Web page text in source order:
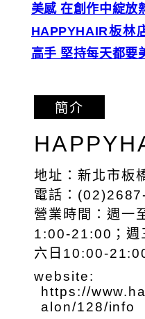
美感 在創作中綻放
HAPPYHAIR板林
高手 堅持每天都要
簡介
地址：新北市板
電話：
營業時間：週一
1:00-21:00；
六日10:00-
website:
https://
alon/128/info